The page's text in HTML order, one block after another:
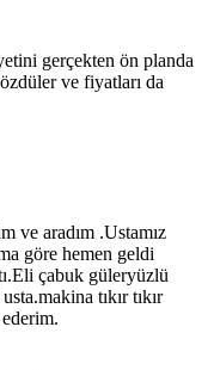
gerçekten ön planda
ve fiyatları da
ve aradım .Ustamız
göre hemen geldi
çabuk güleryüzlü
tıkır tıkır